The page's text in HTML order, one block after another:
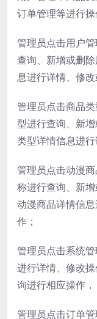
订单管理等进行操
管理员点击用户
查询、新增或删
息进行详情、修改
管理员点击商品
型进行查询、新
类型详情信息进
管理员点击动漫
称进行查询、新
动漫商品详情信
作；
管理员点击系统
进行详情、修改
询进行相应操作，
管理员点击订单